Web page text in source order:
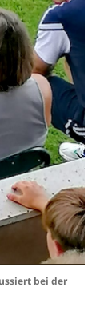
bei der